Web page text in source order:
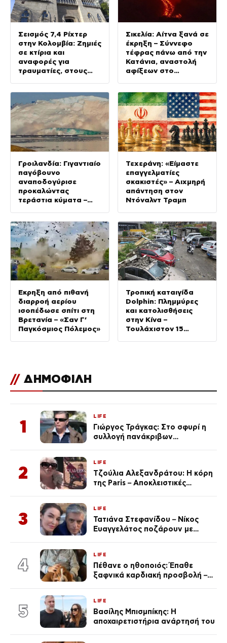
Σεισμός 7,4 Ρίχτερ
στην Κολομβία: Ζημιές
σε κτίρια και
αναφορές για
τραυματίες, στους
Σικελία: Αίτνα ξανά σε
έκρηξη – Σύννεφο
τέφρας πάνω από την
Κατάνια, αναστολή
αφίξεων στο
Γροιλανδία: Γιγαντιαίο
παγόβουνο
αναποδογύρισε
προκαλώντας
τεράστια κύματα –
Τεχεράνη: «Είμαστε
επαγγελματίες
σκακιστές» – Αιχμηρή
απάντηση στον
Ντόναλντ Τραμπ
Έκρηξη από πιθανή
διαρροή αερίου
ισοπέδωσε σπίτι στη
Βρετανία – «Σαν Γ’
Παγκόσμιος Πόλεμος»
Τροπική καταιγίδα
Dolphin: Πλημμύρες
και κατολισθήσεις
στην Κίνα –
Τουλάχιστον 15
// ΔΗΜΟΦΙΛΗ
1
LIFE
Γιώργος Τράγκας: Στο σφυρί η
συλλογή πανάκριβων
2
LIFE
Τζούλια Αλεξανδράτου: Η κόρη
της Paris – Αποκλειστικές
3
LIFE
Τατιάνα Στεφανίδου – Νίκος
Ευαγγελάτος ποζάρουν με
4
LIFE
Πέθανε ο ηθοποιός: Έπαθε
ξαφνικά καρδιακή προσβολή – Η
5
LIFE
Βασίλης Μπισμπίκης: Η
αποχαιρετιστήρια ανάρτησή του